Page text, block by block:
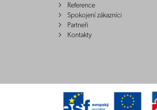
Reference
Spokojení zákazníci
Partneři
Kontakty